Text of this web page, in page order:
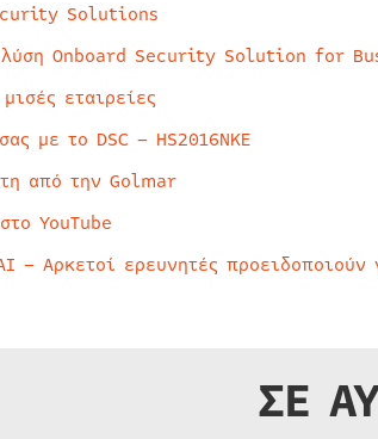
Solutions
Onboard Security Solution for
εταιρείες
με το DSC – HS2016NKE
από την Golmar
YouTube
– Αρκετοί ερευνητές προειδοποιούν
ΣΕ